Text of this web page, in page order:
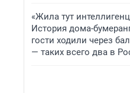
«Жила тут
История дома-
гости ходили через
— таких всего два в